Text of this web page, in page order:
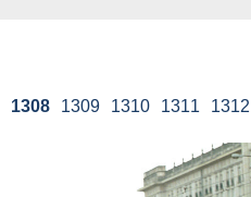
1308 1309 1310 1311 1312